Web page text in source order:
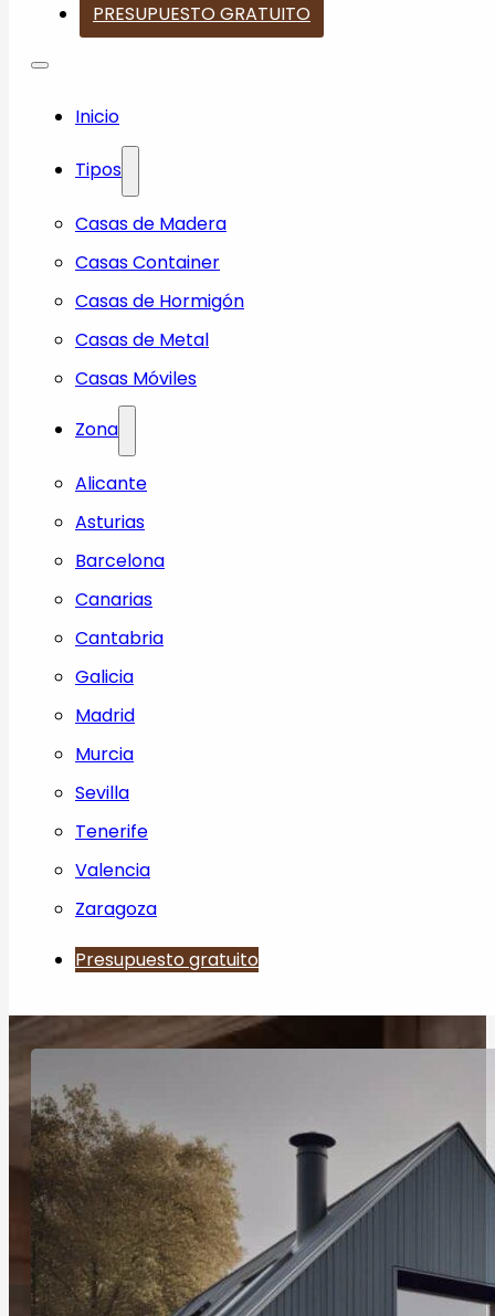
PRESUPUESTO GRATUITO
Inicio
Tipos
Casas de Madera
Casas Container
Casas de Hormigón
Casas de Metal
Casas Móviles
Zona
Alicante
Asturias
Barcelona
Canarias
Cantabria
Galicia
Madrid
Murcia
Sevilla
Tenerife
Valencia
Zaragoza
Presupuesto gratuito